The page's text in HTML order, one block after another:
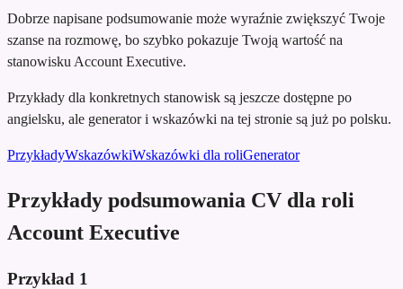
Dobrze napisane podsumowanie może wyraźnie zwiększyć Twoje
szanse na rozmowę, bo szybko pokazuje Twoją wartość na
stanowisku Account Executive.
Przykłady dla konkretnych stanowisk są jeszcze dostępne po
angielsku, ale generator i wskazówki na tej stronie są już po polsku.
PrzykładyWskazówkiWskazówki dla roliGenerator
Przykłady podsumowania CV dla roli
Account Executive
Przykład 1